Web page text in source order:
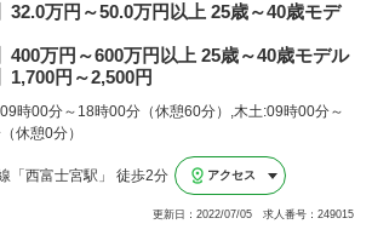
32.0万円～50.0万円以上 25歳～40歳モデ
400万円～600万円以上 25歳～40歳モデル
1,700円～2,500円
時00分～18時00分（休憩60分）,木土:09時00分～
休憩0分）
「西富士宮駅」 徒歩2分 アクセス
更新日：2022/07/05 求人番号：249015